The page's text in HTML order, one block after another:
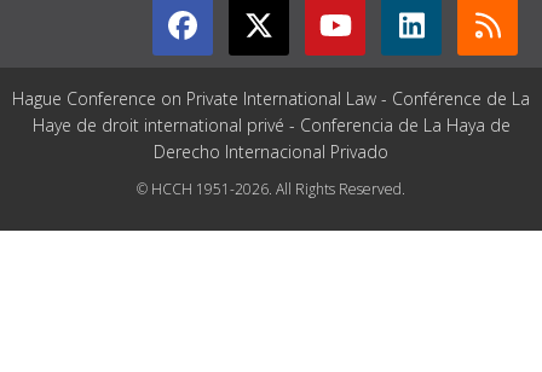
Hague Conference on Private International Law - Conférence de La
Haye de droit international privé - Conferencia de La Haya de
Derecho Internacional Privado
© HCCH 1951-2026. All Rights Reserved.